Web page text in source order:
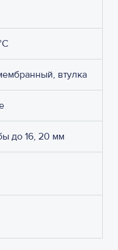
втулка
до 16, 20 мм